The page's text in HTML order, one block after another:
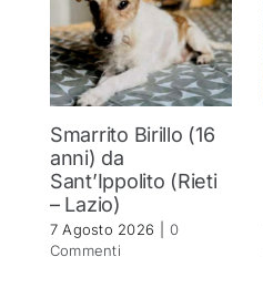
Smarrito Birillo (16
anni) da
Sant’Ippolito (Rieti
– Lazio)
7 Agosto 2026
0
Commenti